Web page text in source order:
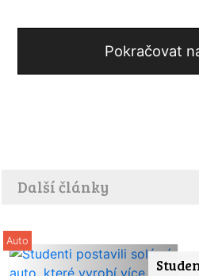
Pokračovat
Další články
Auto